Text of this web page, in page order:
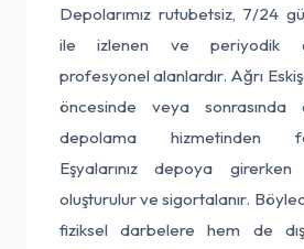
Depolarımız rutubetsiz, 7/24
ile izlenen ve periyodik
profesyonel alanlardır. Ağrı
öncesinde veya sonrasında
depolama hizmetinden
Eşyalarınız depoya
oluşturulur ve sigortalanır.
fiziksel darbelere hem de